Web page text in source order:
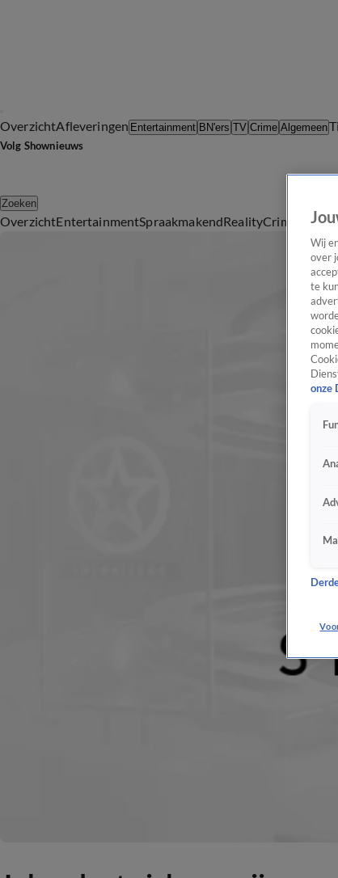
OverzichtAfleveringen Entertainment BN'ers TV Crime Algemeen
Volg Shownieuws
Zoeken
OverzichtEntertainmentSpraakmakendRealityCrime
Wij
over
te
onze